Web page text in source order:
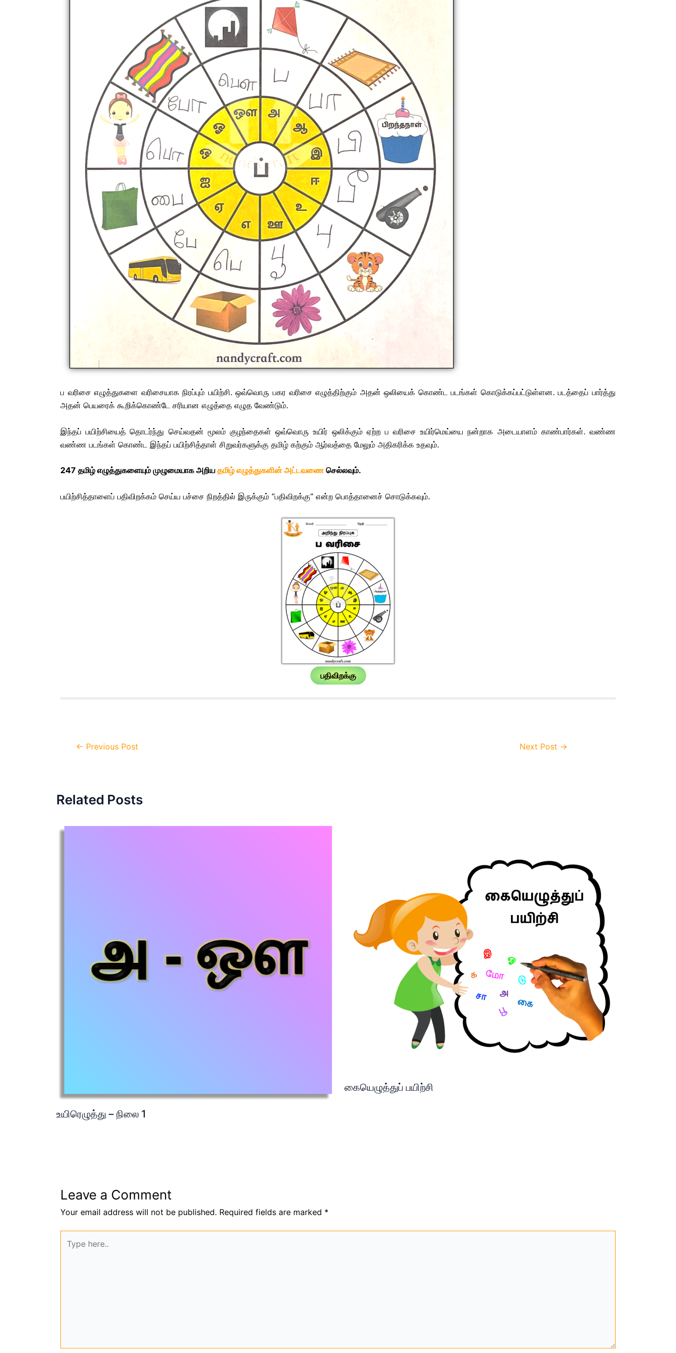
ப வரிசை எழுத்துகளை வரிசையாக நிரப்பும் பயிற்சி. ஒவ்வொரு பகர வரிசை எழுத்திற்கும் அதன் ஒலியைக் கொண்ட படங்கள் கொடுக்கப்பட்டுள்ளன. படத்தைப் பார்த்து
அதன் பெயரைக் கூறிக்கொண்டே சரியான எழுத்தை எழுத வேண்டும்.
இந்தப் பயிற்சியைத் தொடர்ந்து செய்வதன் மூலம் குழந்தைகள் ஒவ்வொரு உயிர் ஒலிக்கும் ஏற்ற ப வரிசை உயிர்மெய்யை நன்றாக அடையாளம் காண்பார்கள். வண்ண
வண்ண படங்கள் கொண்ட இந்தப் பயிற்சித்தாள் சிறுவர்களுக்கு தமிழ் கற்கும் ஆர்வத்தை மேலும் அதிகரிக்க உதவும்.
247 தமிழ் எழுத்துகளையும் முழுமையாக அறிய தமிழ் எழுத்துகளின் அட்டவணை செல்லவும்.
பயிற்சித்தாளைப் பதிவிறக்கம் செய்ய பச்சை நிறத்தில் இருக்கும் “பதிவிறக்கு” என்ற பொத்தானைச் சொடுக்கவும்.
பதிவிறக்கு
Post← Previous Post Next Post →
Related Posts
உயிரெழுத்து – நிலை 1
கையெழுத்துப் பயிற்சி
Leave a Comment
Your email address will not be published. Required fields are marked *
here..